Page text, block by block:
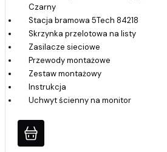
Czarny
Stacja bramowa 5Tech 84218
Skrzynka przelotowa na listy
Zasilacze sieciowe
Przewody montażowe
Zestaw montażowy
Instrukcja
Uchwyt ścienny na monitor